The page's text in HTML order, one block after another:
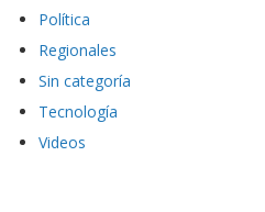
Política
Regionales
Sin categoría
Tecnología
Videos